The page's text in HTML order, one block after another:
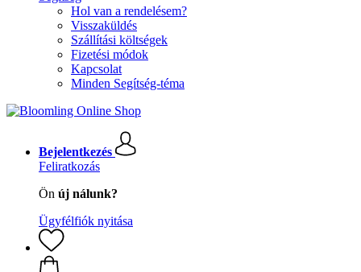
Hol van a rendelésem?
Visszaküldés
Szállítási költségek
Fizetési módok
Kapcsolat
Minden Segítség-téma
Bejelentkezés
Feliratkozás
Ön új nálunk?
Ügyfélfiók nyitása